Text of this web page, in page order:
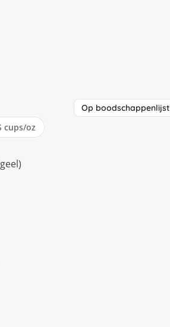
Op boodschappenlijst
cups/oz